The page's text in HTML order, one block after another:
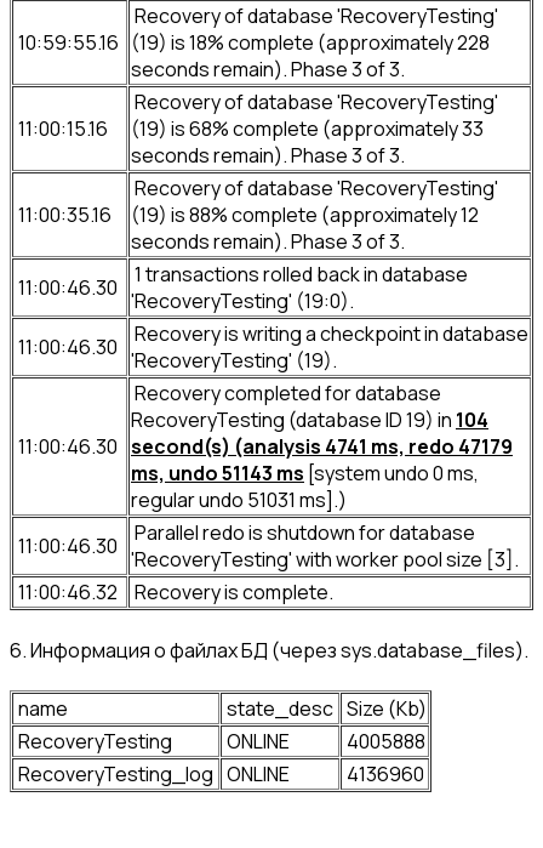
10:59:55.16
Recovery of database 'RecoveryTesting'
(19) is 18% complete (approximately 228
seconds remain). Phase 3 of 3.
11:00:15.16
Recovery of database 'RecoveryTesting'
(19) is 68% complete (approximately 33
seconds remain). Phase 3 of 3.
11:00:35.16
Recovery of database 'RecoveryTesting'
(19) is 88% complete (approximately 12
seconds remain). Phase 3 of 3.
11:00:46.30
1 transactions rolled back in database
'RecoveryTesting' (19:0).
11:00:46.30
Recovery is writing a checkpoint in database
'RecoveryTesting' (19).
11:00:46.30
Recovery completed for database
RecoveryTesting (database ID 19) in 104
second(s) (analysis 4741 ms, redo 47179
ms, undo 51143 ms [system undo 0 ms,
regular undo 51031 ms].)
11:00:46.30
Parallel redo is shutdown for database
'RecoveryTesting' with worker pool size [3].
11:00:46.32
Recovery is complete.
6. Информация о файлах БД (через sys.database_files).
name state_desc Size (Kb)
RecoveryTesting
ONLINE
4005888
RecoveryTesting_log ONLINE 4136960